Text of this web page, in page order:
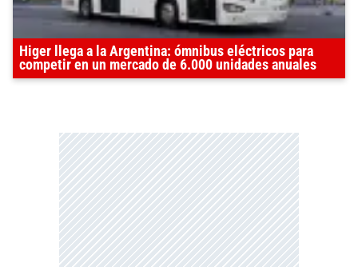
Higer llega a la Argentina: ómnibus eléctricos para
competir en un mercado de 6.000 unidades anuales